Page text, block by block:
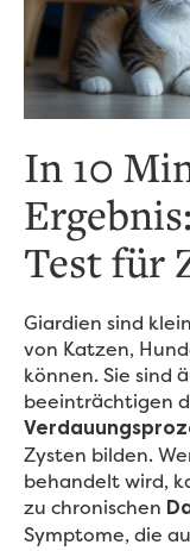
In 10
Test für
Giardien sind
von Katzen,
können. Sie sind
beeinträchtigen
Zysten bilden.
behandelt wird,
zu chronischen
Symptome, die